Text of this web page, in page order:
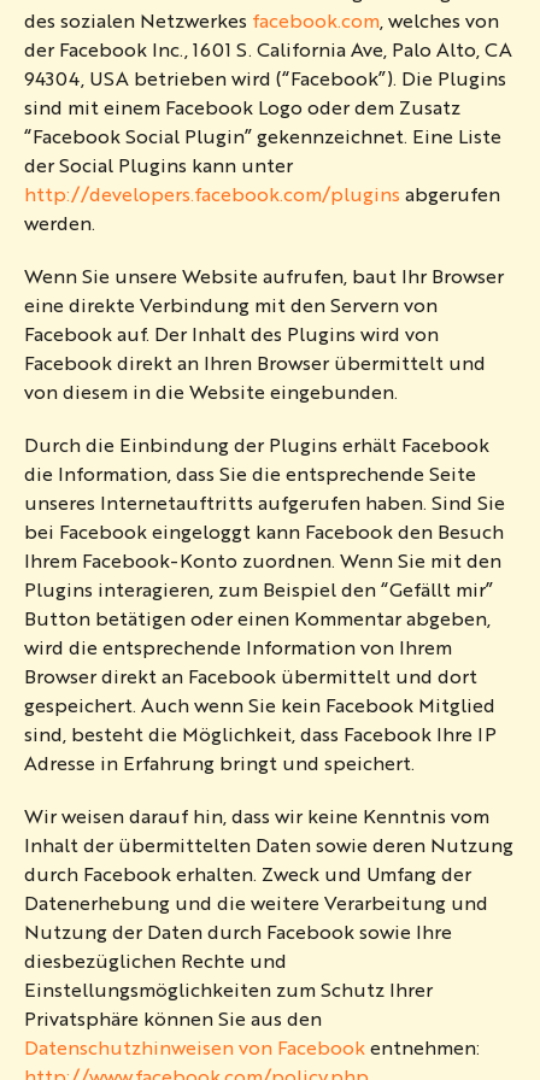
des sozialen Netzwerkes facebook.com , welches von
der Facebook Inc., 1601 S. California Ave, Palo Alto, CA
94304, USA betrieben wird (“Facebook”). Die Plugins
sind mit einem Facebook Logo oder dem Zusatz
“Facebook Social Plugin” gekennzeichnet. Eine Liste
der Social Plugins kann unter
http://developers.facebook.com/plugins abgerufen
werden.
Wenn Sie unsere Website aufrufen, baut Ihr Browser
eine direkte Verbindung mit den Servern von
Facebook auf. Der Inhalt des Plugins wird von
Facebook direkt an Ihren Browser übermittelt und
von diesem in die Website eingebunden.
Durch die Einbindung der Plugins erhält Facebook
die Information, dass Sie die entsprechende Seite
unseres Internetauftritts aufgerufen haben. Sind Sie
bei Facebook eingeloggt kann Facebook den Besuch
Ihrem Facebook-Konto zuordnen. Wenn Sie mit den
Plugins interagieren, zum Beispiel den “Gefällt mir”
Button betätigen oder einen Kommentar abgeben,
wird die entsprechende Information von Ihrem
Browser direkt an Facebook übermittelt und dort
gespeichert. Auch wenn Sie kein Facebook Mitglied
sind, besteht die Möglichkeit, dass Facebook Ihre IP
Adresse in Erfahrung bringt und speichert.
Wir weisen darauf hin, dass wir keine Kenntnis vom
Inhalt der übermittelten Daten sowie deren Nutzung
durch Facebook erhalten. Zweck und Umfang der
Datenerhebung und die weitere Verarbeitung und
Nutzung der Daten durch Facebook sowie Ihre
diesbezüglichen Rechte und
Einstellungsmöglichkeiten zum Schutz Ihrer
Privatsphäre können Sie aus den
Datenschutzhinweisen von Facebookentnehmen: